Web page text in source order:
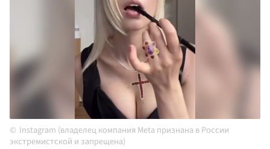
Instagram (владелец компания Meta признана в России
экстремистской и запрещена)